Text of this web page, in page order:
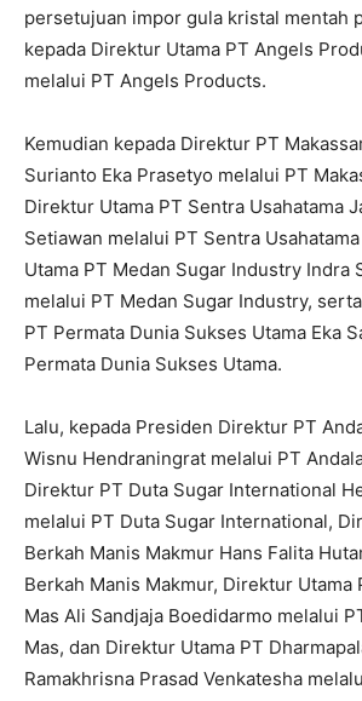
persetujuan impor gula kristal mentah
kepada Direktur Utama PT Angels
melalui PT Angels Products.
Kemudian kepada Direktur PT
Surianto Eka Prasetyo melalui PT
Direktur Utama PT Sentra Usahatama
Setiawan melalui PT Sentra
Utama PT Medan Sugar Industry Indra
melalui PT Medan Sugar Industry,
PT Permata Dunia Sukses Utama Eka
Permata Dunia Sukses Utama.
Lalu, kepada Presiden Direktur PT
Wisnu Hendraningrat melalui PT
Direktur PT Duta Sugar International
melalui PT Duta Sugar International,
Berkah Manis Makmur Hans Falita
Berkah Manis Makmur, Direktur Utama
Mas Ali Sandjaja Boedidarmo melalui
Mas, dan Direktur Utama PT
Ramakhrisna Prasad Venkatesha